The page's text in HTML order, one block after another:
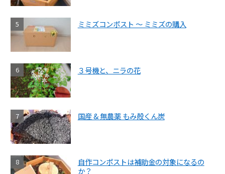
ミミズコンポスト ～ ミミズの購入
３号機と、ニラの花
国産 & 無農薬 もみ殻くん炭
自作コンポストは補助金の対象になるの
か？